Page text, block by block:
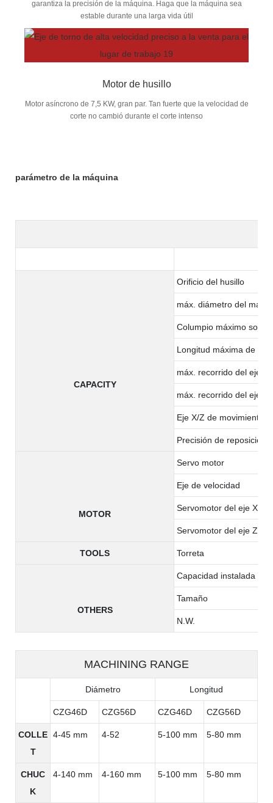
garantiza la precisión de la máquina. Haga que la máquina sea
estable durante una larga vida útil
Motor de husillo
Motor asíncrono de 7,5 KW, gran par. Tan fuerte que la velocidad de
corte no cambió durante el corte intenso
parámetro de la máquina
CAPACITY
Orificio del husillo
máx. diámetro del
Columpio máximo sobre
Longitud máxima de
máx. recorrido del eje X
máx. recorrido del eje Z
Eje X/Z de movimiento
Precisión de reposición
MOTOR
Servo motor
Eje de velocidad
Servomotor del eje X
Servomotor del eje Z
TOOLS Torreta
OTHERS
Capacidad instalada
Tamaño
N.W.
MACHINING RANGE
Diámetro Longitud
CZG46D CZG56D CZG46D CZG56D
COLLE
T
4-45 mm 4-52 5-100 mm 5-80 mm
CHUC
K
4-140 mm 4-160 mm 5-100 mm 5-80 mm